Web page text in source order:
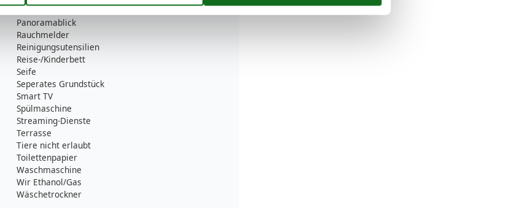
Nichtraucher
Panoramablick
Rauchmelder
Reinigungsutensilien
Reise-/Kinderbett
Seife
Seperates Grundstück
Smart TV
Spülmaschine
Streaming-Dienste
Terrasse
Tiere nicht erlaubt
Toilettenpapier
Waschmaschine
Wir Ethanol/Gas
Wäschetrockner